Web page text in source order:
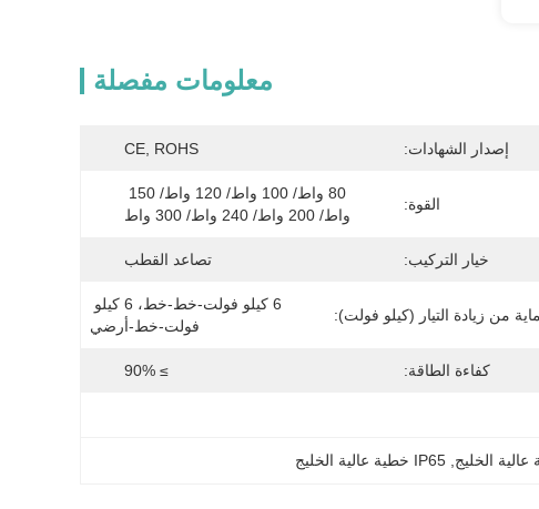
معلومات مفصلة
إصدار الشهادات: CE, ROHS
القوة:
واط/ 200 واط/ 240 واط/ 300 واط
خيار التركيب: تصاعد القطب
من زيادة التيار (كيلو فولت):
فولت-خط-أرضي
كفاءة الطاقة: ≥ 90%
, IP65 خطية عالية الخليج